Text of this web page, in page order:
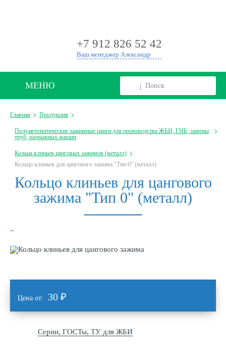
+7 912 826 52 42
Ваш менеджер Александр
МЕНЮ
Главная Продукция
Полуавтоматические зажимные цанги для производства ЖБИ, ГНБ, замены
труб, разрывных машин
Кольца клиньев цанговых зажимов (металл)
Кольцо клиньев для цангового зажима "Тип 0" (металл)
Кольцо клиньев для цангового
зажима "Тип 0" (металл)
Цена от: 30 ₽
Серии, ГОСТы, ТУ для ЖБИ